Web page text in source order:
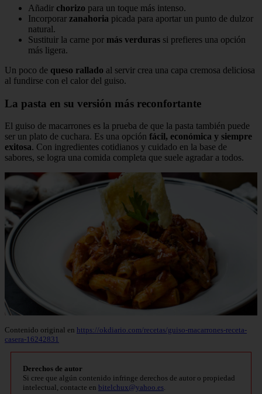
Añadir chorizo para un toque más intenso.
Incorporar zanahoria picada para aportar un punto de dulzor
natural.
Sustituir la carne por más verduras si prefieres una opción
más ligera.
Un poco de queso rallado al servir crea una capa cremosa deliciosa
al fundirse con el calor del guiso.
La pasta en su versión más reconfortante
El guiso de macarrones es la prueba de que la pasta también puede
ser un plato de cuchara. Es una opción fácil, económica y siempre
exitosa. Con ingredientes cotidianos y cuidado en la base de
sabores, se logra una comida completa que suele agradar a todos.
Contenido original en https://okdiario.com/recetas/guiso-macarrones-receta-
casera-16242831
Derechos de autor
Si cree que algún contenido infringe derechos de autor o propiedad
intelectual, contacte en bitelchux@yahoo.es.